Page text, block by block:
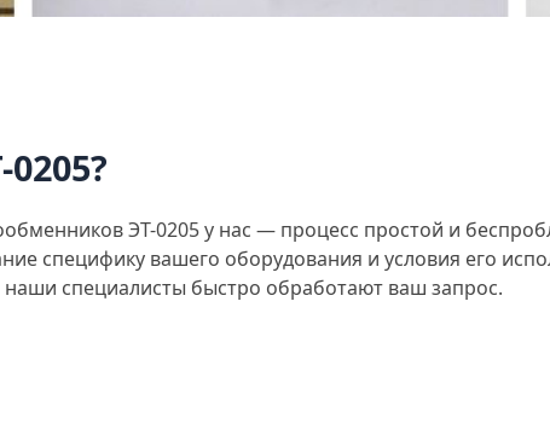
ЭТ-0205 у нас — процесс простой и
специфику вашего оборудования и условия его
специалисты быстро обработают ваш запрос.